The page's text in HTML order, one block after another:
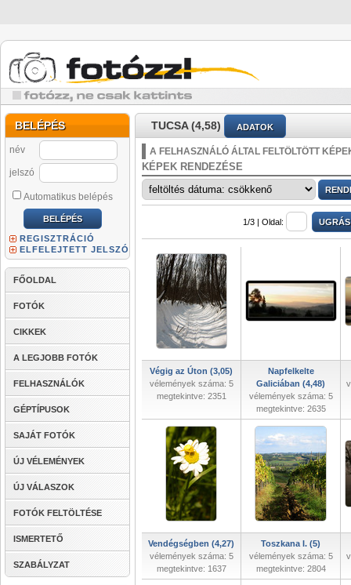
BELÉPÉS
név
jelszó
Automatikus belépés
REGISZTRÁCIÓ
ELFELEJTETT JELSZÓ
FŐOLDAL
FOTÓK
CIKKEK
A LEGJOBB FOTÓK
FELHASZNÁLÓK
GÉPTÍPUSOK
SAJÁT FOTÓK
ÚJ VÉLEMÉNYEK
ÚJ VÁLASZOK
FOTÓK FELTÖLTÉSE
ISMERTETŐ
SZABÁLYZAT
TUCSA (4,58) ADATOK
A FELHASZNÁLÓ ÁLTAL FELTÖLTÖTT
KÉPEK RENDEZÉSE
1/3 | Oldal:
Végig az Úton (3,05)
vélemények száma: 5
megtekintve: 2351
Napfelkelte
Galiciában (4,48)
vélemények száma: 5
megtekintve: 2635
Vendégségben (4,27)
vélemények száma: 5
megtekintve: 1637
Toszkana I. (5)
vélemények száma: 5
megtekintve: 2804